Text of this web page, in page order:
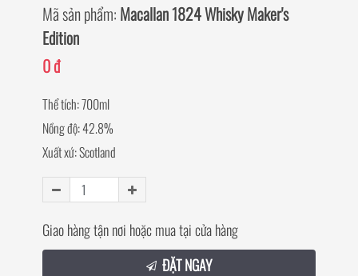
Mã sản phẩm: Macallan 1824 Whisky Maker's
Edition
0 đ
Thể tích: 700ml
Nồng độ: 42.8%
Xuất xứ: Scotland
Giao hàng tận nơi hoặc mua tại cửa hàng
ĐẶT NGAY